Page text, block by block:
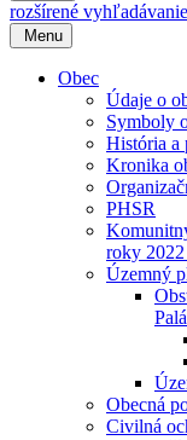
rozšírené vyhľadávanie
Menu
Obec
Údaje o
Symboly
História a
Kronika
PHSR
roky
Územný
Obecná
Civilná